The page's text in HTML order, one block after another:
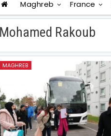
Maghreb France
Mohamed Rakoub
MAGHREB